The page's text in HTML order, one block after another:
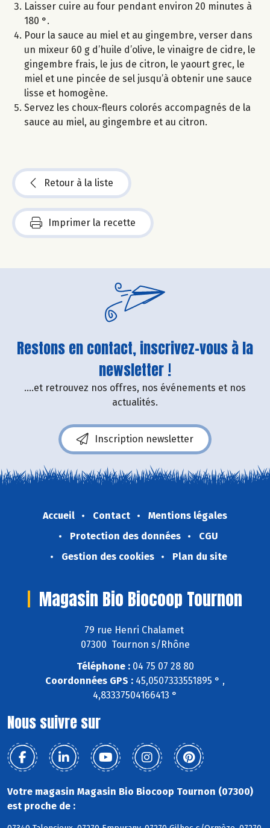
Laisser cuire au four pendant environ 20 minutes à
180 °.
Pour la sauce au miel et au gingembre, verser dans
un mixeur 60 g d’huile d’olive, le vinaigre de cidre, le
gingembre frais, le jus de citron, le yaourt grec, le
miel et une pincée de sel jusqu’à obtenir une sauce
lisse et homogène.
Servez les choux-fleurs colorés accompagnés de la
sauce au miel, au gingembre et au citron.
Retour à la liste
Imprimer la recette
Restons en contact, inscrivez-vous à la
newsletter !
....et retrouvez nos offres, nos événements et nos
actualités.
Inscription newsletter
Accueil Contact
Mentions légales
Protection des données
CGU
Gestion des cookies
Plan du site
Magasin Bio Biocoop Tournon
79 rue Henri Chalamet
07300 Tournon s/Rhône
Téléphone :04 75 07 28 80
Coordonnées GPS : 45,0507333551895 ° ,
4,83337504166413 °
Nous suivre sur
Votre magasin Magasin Bio Biocoop Tournon (07300)
est proche de :